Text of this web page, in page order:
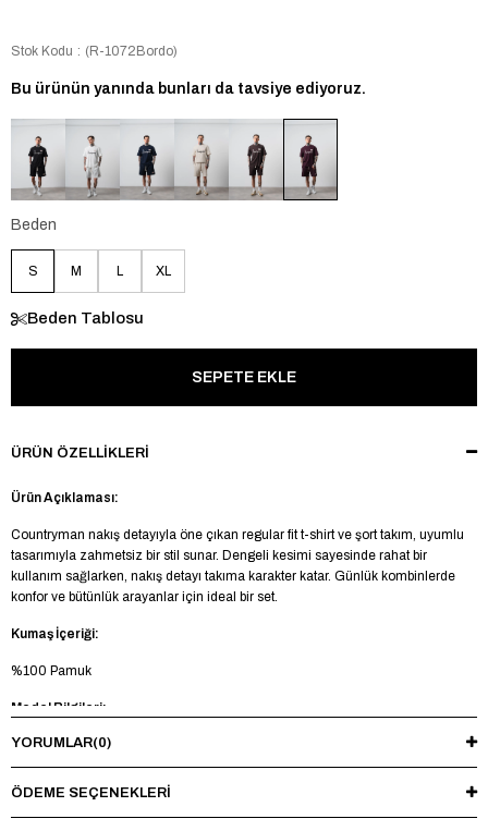
Stok Kodu (R-1072Bordo)
Bu ürünün yanında bunları da tavsiye ediyoruz.
Beden
S M L XL
Beden Tablosu
ÜRÜN ÖZELLIKLERI
Ürün Açıklaması:
Countryman nakış detayıyla öne çıkan regular fit t-shirt ve şort takım, uyumlu
tasarımıyla zahmetsiz bir stil sunar. Dengeli kesimi sayesinde rahat bir
kullanım sağlarken, nakış detayı takıma karakter katar. Günlük kombinlerde
konfor ve bütünlük arayanlar için ideal bir set.
Kumaş İçeriği:
%100 Pamuk
Model Bilgileri:
Boy 185 cm - Kilo 73 kg - Manken üzerinde M beden mevcuttur.
Yıkama Talimatı:
Maksimum 30°C’de tersten yıkayınız, ağartıcı ve kurutucu kullanmayınız.
YORUMLAR(0)
ÖDEME SEÇENEKLERI